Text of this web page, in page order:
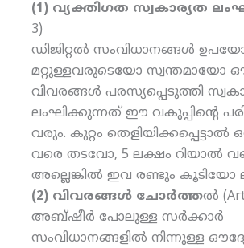
(1) വ്യക്തിഗത സ്വകാര്യത
3)
ഡിജിറ്റല്‍ സംവിധാനങ്ങള്‍
മറ്റുള്ളവരുടെയോ സ്വന്തമായോ
വിവരങ്ങള്‍ പരസ്യപ്പെടുത്തി
ലംഘിക്കുന്നത് ഈ വകുപ്പിന്റെ
വരും. കുറ്റം
വരെ തടവോ, 5 ലക്ഷം റിയാല്‍
അല്ലെങ്കില്‍ ഇവ രണ്ടും കൂടിയോ
(2) വിവരങ്ങള്‍ ചോര്‍ത്തല്‍
അബ്ഷീര്‍ പോലുള്ള സര്‍ക്കാര്‍
സംവിധാനങ്ങളില്‍ നിന്നുള്ള